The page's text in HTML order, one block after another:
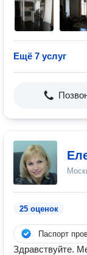
Ещё 7 услуг
25 оценок
Паспорт
Здравствуйте.